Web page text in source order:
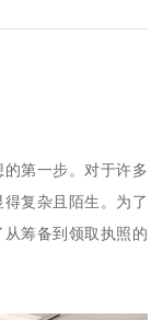
第一步。对于许多
复杂且陌生。为了
筹备到领取执照的